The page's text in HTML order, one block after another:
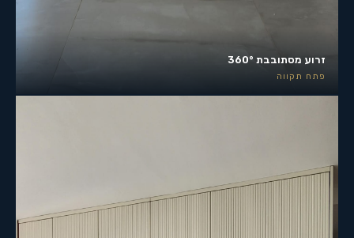
זרוע מסתובבת 360°
פתח תקווה